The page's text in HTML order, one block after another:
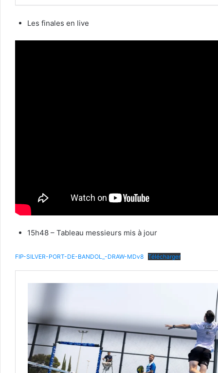
Les finales en live
15h48 – Tableau messieurs mis à jour
FIP-SILVER-PORT-DE-BANDOL_-DRAW-MDv8 Télécharger